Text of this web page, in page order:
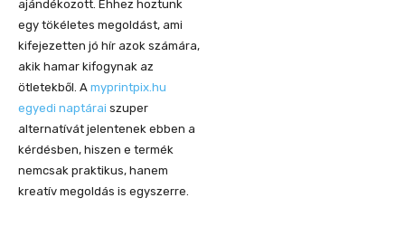
ajándékozott. Ehhez hoztunk
egy tökéletes megoldást, ami
kifejezetten jó hír azok számára,
akik hamar kifogynak az
ötletekből. A myprintpix.hu
egyedi naptárai szuper
alternatívát jelentenek ebben a
kérdésben, hiszen e termék
nemcsak praktikus, hanem
kreatív megoldás is egyszerre.